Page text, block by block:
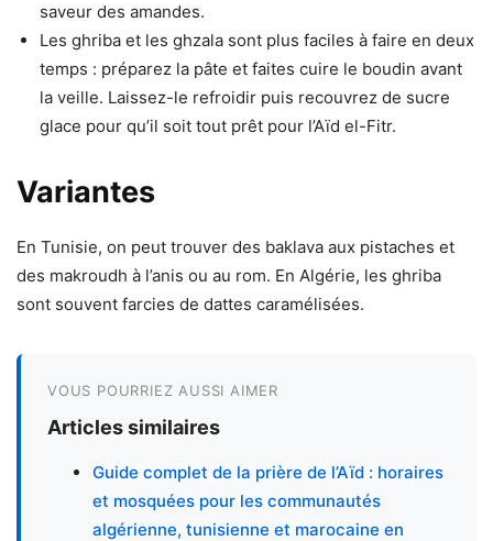
saveur des amandes.
Les ghriba et les ghzala sont plus faciles à faire en deux
temps : préparez la pâte et faites cuire le boudin avant
la veille. Laissez-le refroidir puis recouvrez de sucre
glace pour qu’il soit tout prêt pour l’Aïd el-Fitr.
Variantes
En Tunisie, on peut trouver des baklava aux pistaches et
des makroudh à l’anis ou au rom. En Algérie, les ghriba
sont souvent farcies de dattes caramélisées.
VOUS POURRIEZ AUSSI AIMER
Articles similaires
Guide complet de la prière de l’Aïd : horaires
et mosquées pour les communautés
algérienne, tunisienne et marocaine en